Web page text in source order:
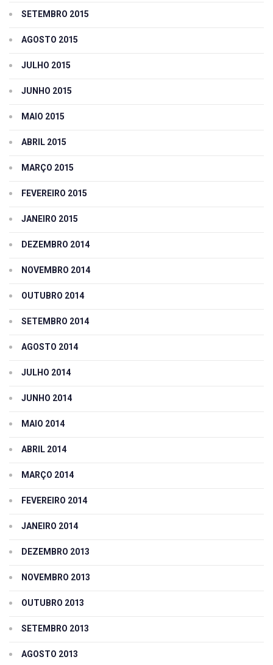
SETEMBRO 2015
AGOSTO 2015
JULHO 2015
JUNHO 2015
MAIO 2015
ABRIL 2015
MARÇO 2015
FEVEREIRO 2015
JANEIRO 2015
DEZEMBRO 2014
NOVEMBRO 2014
OUTUBRO 2014
SETEMBRO 2014
AGOSTO 2014
JULHO 2014
JUNHO 2014
MAIO 2014
ABRIL 2014
MARÇO 2014
FEVEREIRO 2014
JANEIRO 2014
DEZEMBRO 2013
NOVEMBRO 2013
OUTUBRO 2013
SETEMBRO 2013
AGOSTO 2013